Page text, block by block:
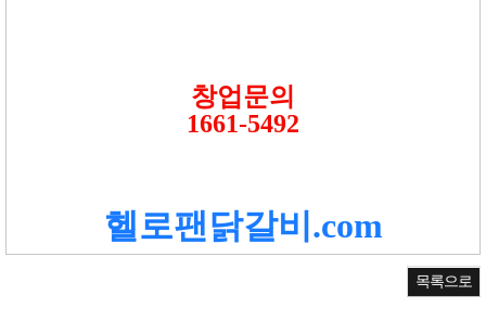
창업문의
1661-5492
헬로팬닭갈비.com
목록으로